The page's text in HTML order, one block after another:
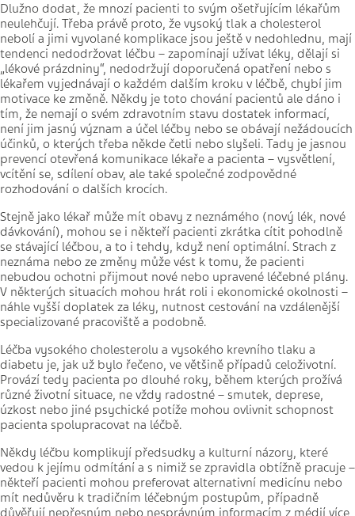
Dlužno dodat, že mnozí pacienti to svým ošetřujícím lékařům
neulehčují. Třeba právě proto, že vysoký tlak a cholesterol
nebolí a jimi vyvolané komplikace jsou ještě v nedohlednu, mají
tendenci nedodržovat léčbu – zapomínají užívat léky, dělají si
„lékové prázdniny“, nedodržují doporučená opatření nebo s
lékařem vyjednávají o každém dalším kroku v léčbě, chybí jim
motivace ke změně. Někdy je toto chování pacientů ale dáno i
tím, že nemají o svém zdravotním stavu dostatek informací,
není jim jasný význam a účel léčby nebo se obávají nežádoucích
účinků, o kterých třeba někde četli nebo slyšeli. Tady je jasnou
prevencí otevřená komunikace lékaře a pacienta – vysvětlení,
vcítění se, sdílení obav, ale také společné zodpovědné
rozhodování o dalších krocích.
Stejně jako lékař může mít obavy z neznámého (nový lék, nové
dávkování), mohou se i někteří pacienti zkrátka cítit pohodlně
se stávající léčbou, a to i tehdy, když není optimální. Strach z
neznáma nebo ze změny může vést k tomu, že pacienti
nebudou ochotni přijmout nové nebo upravené léčebné plány.
V některých situacích mohou hrát roli i ekonomické okolnosti –
náhle vyšší doplatek za léky, nutnost cestování na vzdálenější
specializované pracoviště a podobně.
Léčba vysokého cholesterolu a vysokého krevního tlaku a
diabetu je, jak už bylo řečeno, ve většině případů celoživotní.
Provází tedy pacienta po dlouhé roky, během kterých prožívá
různé životní situace, ne vždy radostné – smutek, deprese,
úzkost nebo jiné psychické potíže mohou ovlivnit schopnost
pacienta spolupracovat na léčbě.
Někdy léčbu komplikují předsudky a kulturní názory, které
vedou k jejímu odmítání a s nimiž se zpravidla obtížně pracuje –
někteří pacienti mohou preferovat alternativní medicínu nebo
mít nedůvěru k tradičním léčebným postupům, případně